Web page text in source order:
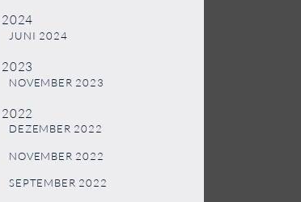
2024
JUNI 2024
2023
NOVEMBER 2023
2022
DEZEMBER 2022
NOVEMBER 2022
SEPTEMBER 2022